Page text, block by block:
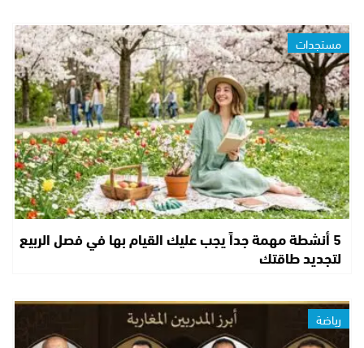
مستجدات
5 أنشطة مهمة جداً يجب عليك القيام بها في فصل الربيع
لتجديد طاقتك
رياضة